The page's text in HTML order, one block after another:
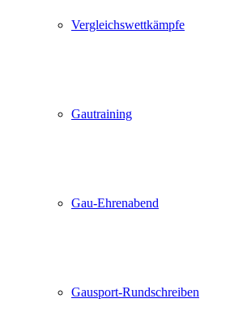
Vergleichswettkämpfe
Gautraining
Gau-Ehrenabend
Gausport-Rundschreiben